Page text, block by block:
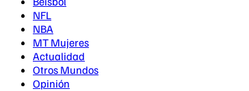
NFL
NBA
MT Mujeres
Actualidad
Otros Mundos
Opinión